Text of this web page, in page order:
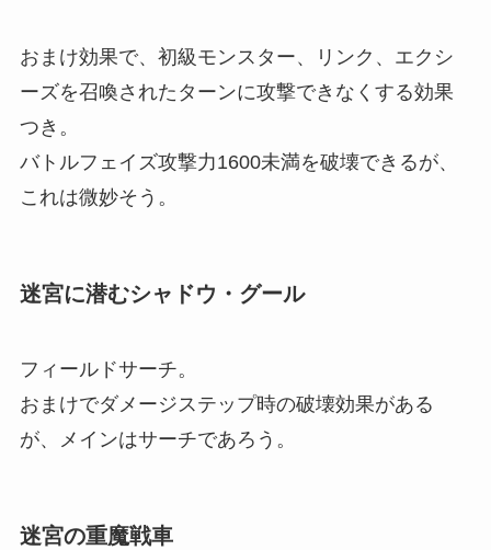
おまけ効果で、初級モンスター、リンク、エクシ
ーズを召喚されたターンに攻撃できなくする効果
つき。
バトルフェイズ攻撃力1600未満を破壊できるが、
これは微妙そう。
迷宮に潜むシャドウ・グール
フィールドサーチ。
おまけでダメージステップ時の破壊効果がある
が、メインはサーチであろう。
迷宮の重魔戦車